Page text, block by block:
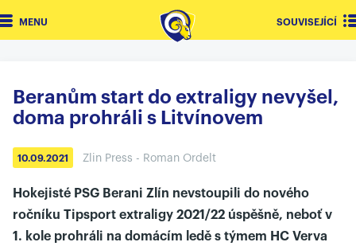
MENU SOUVISEJÍCÍ
Beranům start do extraligy nevyšel,
doma prohráli s Litvínovem
10.09.2021 Zlin Press - Roman Ordelt
Hokejisté PSG Berani Zlín nevstoupili do nového
ročníku Tipsport extraligy 2021/22 úspěšně, neboť v
1. kole prohráli na domácím ledě s týmem HC Verva